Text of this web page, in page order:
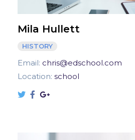
Mila Hullett
HISTORY
Email: chris@edschool.com
Location: school